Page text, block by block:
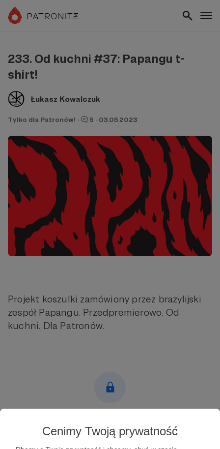
Cenimy Twoją prywatność
233. Od kuchni #37: Papangu t-
shirt!
Łukasz Kowalczuk
Tylko dla Patronów! · 5 · 03.05.2023
Projekt koszulki zamówiony przez brazylijski
zespół Papangu. Przedpremierowo. Od
kuchni. Dla Patronów.
Aby zobaczyć ten materiał musisz być zalogowany